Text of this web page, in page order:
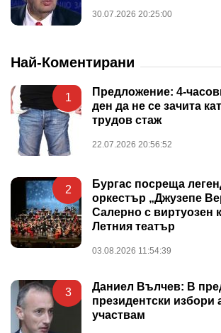
30.07.2026 20:25:00
Най-Коментирани
1
Предложение: 4-
ден да не се зачита
трудов стаж
22.07.2026 20:56:52
2
Бургас посреща
оркестър „Джузепе
Салерно с виртуозен
Летния театър
03.08.2026 11:54:39
3
Даниел Вълчев: В
президентски избори
участвам